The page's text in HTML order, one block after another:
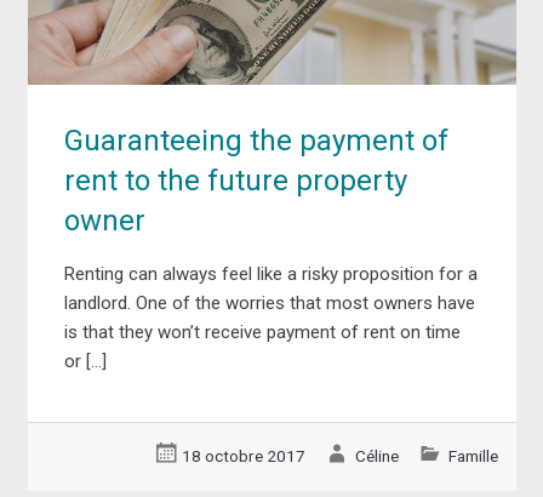
Guaranteeing the payment of
rent to the future property
owner
Renting can always feel like a risky proposition for a
landlord. One of the worries that most owners have
is that they won’t receive payment of rent on time
or […]
18 octobre 2017 Céline Famille